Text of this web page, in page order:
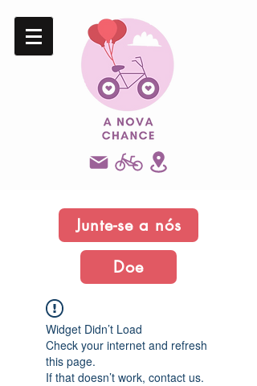
Junte-se a nós
Doe
Widget Didn’t Load
Check your internet and refresh
this page.
If that doesn’t work, contact us.